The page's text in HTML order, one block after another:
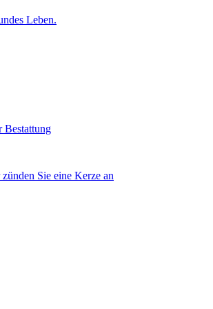
Leben.
Bestattung
Sie eine Kerze an